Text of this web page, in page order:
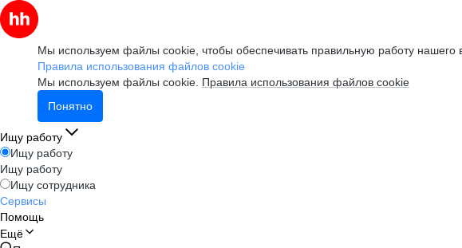
Мы используем файлы cookie, чтобы обеспечивать правильную работу нашего
Правила использования файлов cookie
Мы используем файлы cookie. Правила использования файлов cookie
Понятно
Ищу работу
Ищу работу
Ищу работу
Ищу сотрудника
Сервисы
Помощь
Ещё